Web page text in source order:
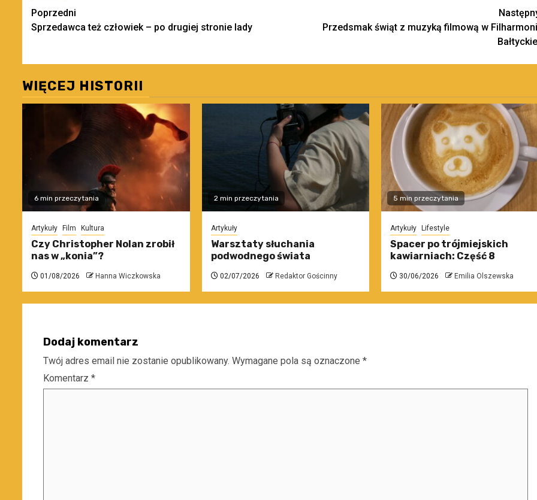
Zobacz
wpisy
Poprzedni
Sprzedawca też człowiek – po drugiej stronie lady
Przedsmak świąt z muzyką filmową w
WIĘCEJ HISTORII
6 min przeczytania
Artykuły Film Kultura
Czy Christopher Nolan zrobił
nas w „konia”?
01/08/2026 Hanna Wiczkowska
2 min przeczytania
Artykuły
Warsztaty słuchania
podwodnego świata
02/07/2026 Redaktor Gościnny
5 min przeczytania
Artykuły Lifestyle
Spacer po trójmiejskich
kawiarniach: Część 8
30/06/2026 Emilia Olszewska
Dodaj komentarz
Twój adres email nie zostanie opublikowany. Wymagane pola są oznaczone *
Komentarz *